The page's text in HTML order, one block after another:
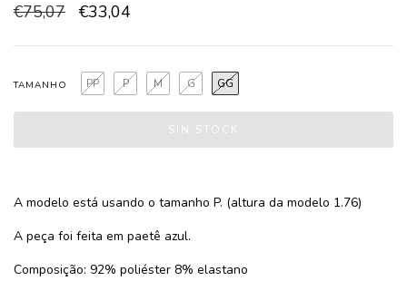
€75,07 €33,04
TAMANHO GG
G
M
P
PP
A modelo está usando o tamanho P. (altura da modelo 1.76)
A peça foi feita em paetê azul.
Composição: 92% poliéster 8% elastano